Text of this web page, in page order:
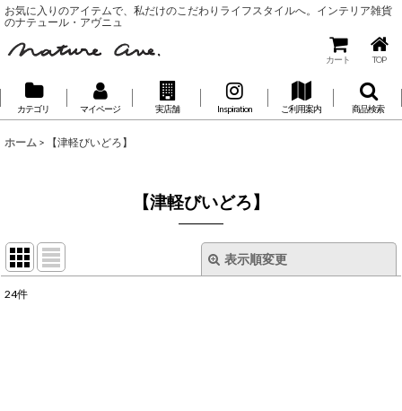
お気に入りのアイテムで、私だけのこだわりライフスタイルへ。インテリア雑貨
のナテュール・アヴニュ
カート TOP
カテゴリ マイページ 実店舗 Inspiration ご利用案内 商品検索
ホーム > 【津軽びいどろ】
【津軽びいどろ】
表示順変更
24件